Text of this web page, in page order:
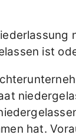
ist
hat.